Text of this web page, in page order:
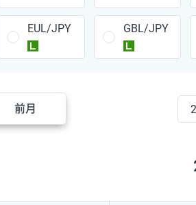
PLN/JPY
HUF/JPY
ZAR/JPY
MXN/JPY
EUL/JPY
GBL/JPY
前月